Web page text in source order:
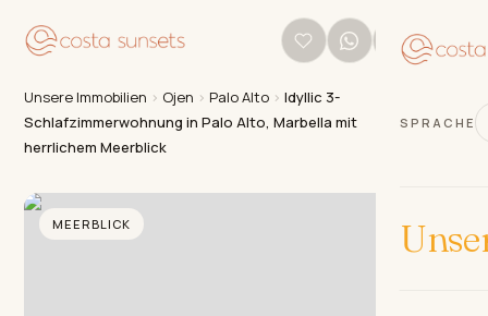
SPRACHE
Unsere Immobilien › Ojen › Palo Alto ›Idyllic 3-
Schlafzimmerwohnung in Palo Alto, Marbella mit
herrlichem Meerblick
MEERBLICK